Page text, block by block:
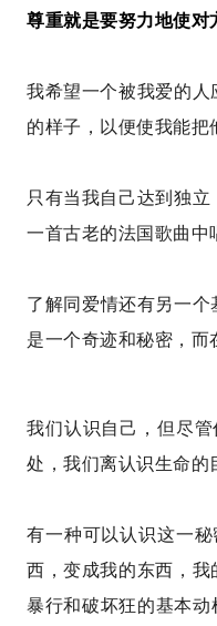
尊重就是要努力地使对
我希望一个被我爱的
的样子，以便使我能把
只有当我自己达到独
一首古老的法国歌曲中
了解同爱情还有另一
是一个奇迹和秘密，而
我们认识自己，但尽
处，我们离认识生命的
有一种可以认识这一
西，变成我的东西，
暴行和破坏狂的基本